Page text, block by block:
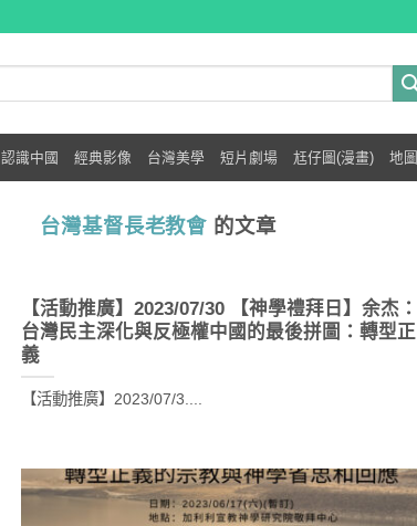
認識中國 經典影像 台灣美學 短片劇場 尪仔圖(漫畫) 地圖
台灣基督長老教會 的文章
【活動推廣】2023/07/30 【神學禮拜日】余杰：
台灣民主深化與反極權中國的最後拼圖：轉型正
義
【活動推廣】2023/07/3....